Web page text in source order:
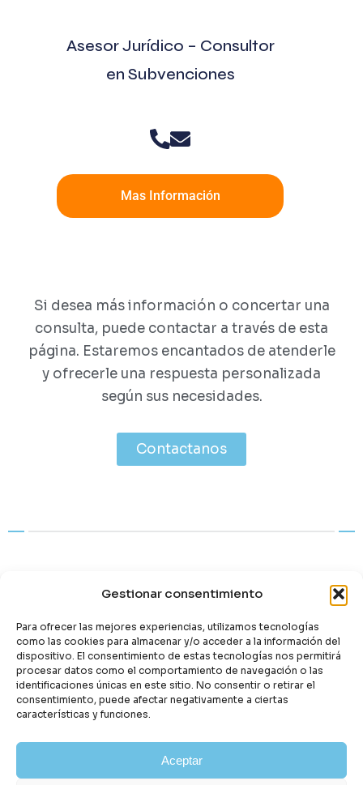
Gestionar consentimiento
Para ofrecer las mejores experiencias, utilizamos tecnologías
como las cookies para almacenar y/o acceder a la información del
dispositivo. El consentimiento de estas tecnologías nos permitirá
procesar datos como el comportamiento de navegación o las
identificaciones únicas en este sitio. No consentir o retirar el
consentimiento, puede afectar negativamente a ciertas
características y funciones.
Aceptar
Asesor Jurídico – Consultor
en Subvenciones
Mas Información
Si desea más información o concertar una
consulta, puede contactar a través de esta
página. Estaremos encantados de atenderle
y ofrecerle una respuesta personalizada
según sus necesidades.
Contactanos
Cataluña
Etiquetas: Fuera de plazo
Comparteix: